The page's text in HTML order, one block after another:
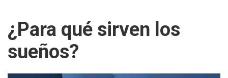
¿Para qué sirven los
sueños?